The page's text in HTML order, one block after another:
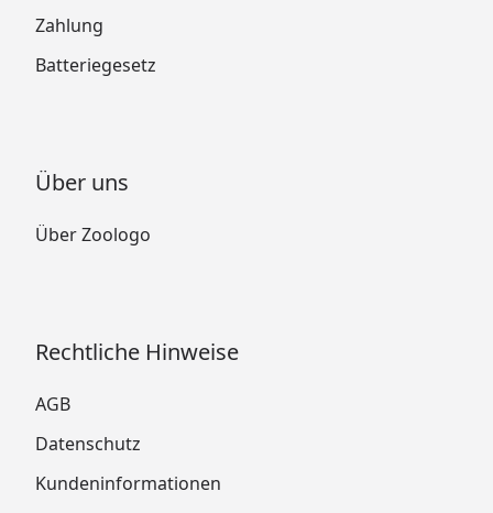
Zahlung
Batteriegesetz
Über uns
Über Zoologo
Rechtliche Hinweise
AGB
Datenschutz
Kundeninformationen